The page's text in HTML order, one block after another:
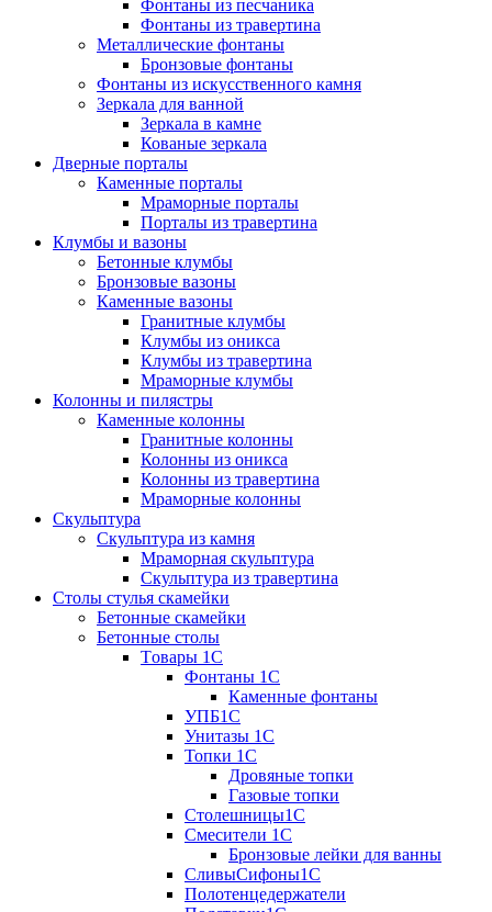
Фонтаны из песчаника
Фонтаны из травертина
Металлические фонтаны
Бронзовые фонтаны
Фонтаны из искусственного камня
Зеркала для ванной
Зеркала в камне
Кованые зеркала
Дверные порталы
Каменные порталы
Мраморные порталы
Порталы из травертина
Клумбы и вазоны
Бетонные клумбы
Бронзовые вазоны
Каменные вазоны
Гранитные клумбы
Клумбы из оникса
Клумбы из травертина
Мраморные клумбы
Колонны и пилястры
Каменные колонны
Гранитные колонны
Колонны из оникса
Колонны из травертина
Мраморные колонны
Скульптура
Скульптура из камня
Мраморная скульптура
Скульптура из травертина
Столы стулья скамейки
Бетонные скамейки
Бетонные столы
Tовары 1C
Фонтаны 1C
Каменные фонтаны
УПБ1С
Унитазы 1С
Топки 1С
Дровяные топки
Газовые топки
Столешницы1С
Смесители 1С
Бронзовые лейки для ванны
СливыСифоны1С
Полотенцедержатели